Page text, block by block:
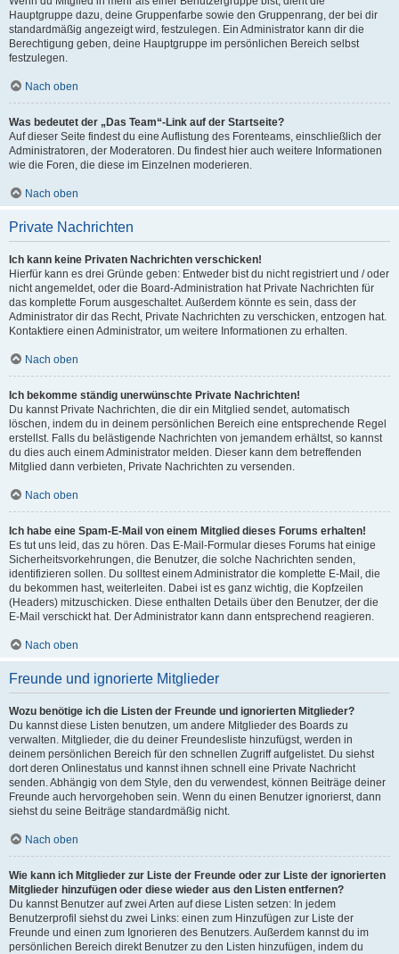
Hauptgruppe dazu, deine Gruppenfarbe sowie den Gruppenrang, der bei dir
standardmäßig angezeigt wird, festzulegen. Ein Administrator kann dir die
Berechtigung geben, deine Hauptgruppe im persönlichen Bereich selbst
festzulegen.
Nach oben
Was bedeutet der „Das Team“-Link auf der Startseite?
Auf dieser Seite findest du eine Auflistung des Forenteams, einschließlich der
Administratoren, der Moderatoren. Du findest hier auch weitere Informationen
wie die Foren, die diese im Einzelnen moderieren.
Nach oben
Private Nachrichten
Ich kann keine Privaten Nachrichten verschicken!
Hierfür kann es drei Gründe geben: Entweder bist du nicht registriert und / oder
nicht angemeldet, oder die Board-Administration hat Private Nachrichten für
das komplette Forum ausgeschaltet. Außerdem könnte es sein, dass der
Administrator dir das Recht, Private Nachrichten zu verschicken, entzogen hat.
Kontaktiere einen Administrator, um weitere Informationen zu erhalten.
Nach oben
Ich bekomme ständig unerwünschte Private Nachrichten!
Du kannst Private Nachrichten, die dir ein Mitglied sendet, automatisch
löschen, indem du in deinem persönlichen Bereich eine entsprechende Regel
erstellst. Falls du belästigende Nachrichten von jemandem erhältst, so kannst
du dies auch einem Administrator melden. Dieser kann dem betreffenden
Mitglied dann verbieten, Private Nachrichten zu versenden.
Nach oben
Ich habe eine Spam-E-Mail von einem Mitglied dieses Forums erhalten!
Es tut uns leid, das zu hören. Das E-Mail-Formular dieses Forums hat einige
Sicherheitsvorkehrungen, die Benutzer, die solche Nachrichten senden,
identifizieren sollen. Du solltest einem Administrator die komplette E-Mail, die
du bekommen hast, weiterleiten. Dabei ist es ganz wichtig, die Kopfzeilen
(Headers) mitzuschicken. Diese enthalten Details über den Benutzer, der die
E-Mail verschickt hat. Der Administrator kann dann entsprechend reagieren.
Nach oben
Freunde und ignorierte Mitglieder
Wozu benötige ich die Listen der Freunde und ignorierten Mitglieder?
Du kannst diese Listen benutzen, um andere Mitglieder des Boards zu
verwalten. Mitglieder, die du deiner Freundesliste hinzufügst, werden in
deinem persönlichen Bereich für den schnellen Zugriff aufgelistet. Du siehst
dort deren Onlinestatus und kannst ihnen schnell eine Private Nachricht
senden. Abhängig von dem Style, den du verwendest, können Beiträge deiner
Freunde auch hervorgehoben sein. Wenn du einen Benutzer ignorierst, dann
siehst du seine Beiträge standardmäßig nicht.
Nach oben
Wie kann ich Mitglieder zur Liste der Freunde oder zur Liste der ignorierten
Mitglieder hinzufügen oder diese wieder aus den Listen entfernen?
Du kannst Benutzer auf zwei Arten auf diese Listen setzen: In jedem
Benutzerprofil siehst du zwei Links: einen zum Hinzufügen zur Liste der
Freunde und einen zum Ignorieren des Benutzers. Außerdem kannst du im
persönlichen Bereich direkt Benutzer zu den Listen hinzufügen, indem du